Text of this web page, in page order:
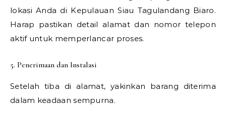
lokasi Anda di Kepulauan Siau Tagulandang Biaro.
Harap pastikan detail alamat dan nomor telepon
aktif untuk memperlancar proses.
5. Penerimaan dan Instalasi
Setelah tiba di alamat, yakinkan barang diterima
dalam keadaan sempurna.